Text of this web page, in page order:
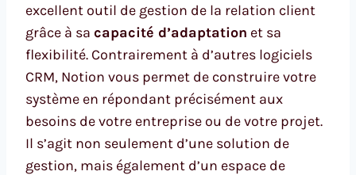
excellent outil de gestion de la relation client
grâce à sa capacité d’adaptation et sa
flexibilité. Contrairement à d’autres logiciels
CRM, Notion vous permet de construire votre
système en répondant précisément aux
besoins de votre entreprise ou de votre projet.
Il s’agit non seulement d’une solution de
gestion, mais également d’un espace de